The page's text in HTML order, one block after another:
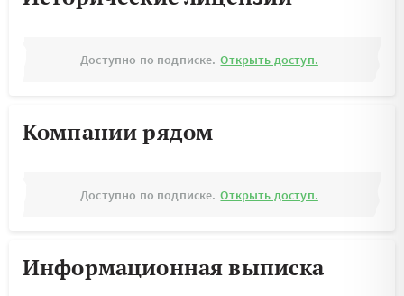
Доступно по подписке. Открыть доступ.
Компании рядом
Доступно по подписке. Открыть доступ.
Информационная выписка